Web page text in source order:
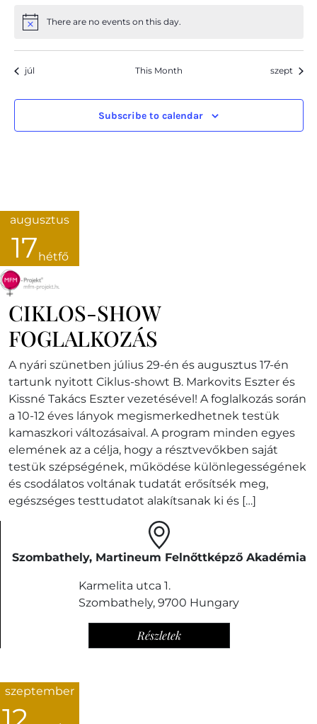
There are no events on this day.
júl This Month szept
Subscribe to calendar
augusztus
17 hétfő
CIKLOS-SHOW
FOGLALKOZÁS
A nyári szünetben július 29-én és augusztus 17-én
tartunk nyitott Ciklus-showt B. Markovits Eszter és
Kissné Takács Eszter vezetésével! A foglalkozás során
a 10-12 éves lányok megismerkedhetnek testük
kamaszkori változásaival. A program minden egyes
elemének az a célja, hogy a résztvevőkben saját
testük szépségének, működése különlegességének
és csodálatos voltának tudatát erősítsék meg,
egészséges testtudatot alakítsanak ki és […]
Szombathely, Martineum Felnőttképző Akadémia
Karmelita utca 1.
Szombathely, 9700 Hungary
Részletek
szeptember